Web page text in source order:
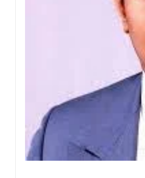
சாய்ந்தமருது
சாய்ந்தமருது
நிதி
பொலிஸ்
பாரம்பரிய
2026 - 2027 இல்
என்னால் முடிந்த
முன்னாள் பிரதி